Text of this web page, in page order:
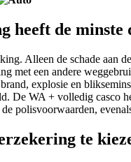
heeft de minste
Alleen de schade aan
met een andere
explosie en
De WA + volledig casco
polisvoorwaarden,
te